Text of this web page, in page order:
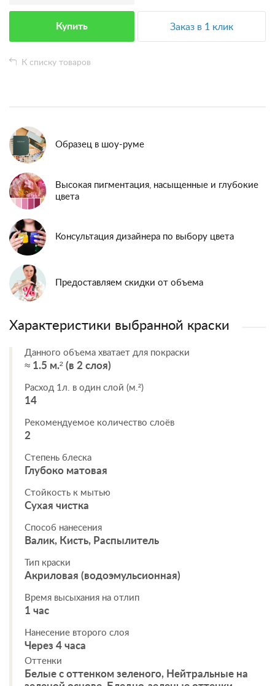
Купить Заказ в 1 клик
К списку товаров
Образец в шоу-руме
Высокая пигментация, насыщенные и глубокие
цвета
Консультация дизайнера по выбору цвета
Предоставляем скидки от объема
Характеристики выбранной краски
Данного объема хватает для покраски
≈ 1.5 м.² (в 2 слоя)
Расход 1л. в один слой (м.²)
14
Рекомендуемое количество слоёв
2
Степень блеска
Глубоко матовая
Стойкость к мытью
Сухая чистка
Способ нанесения
Валик, Кисть, Распылитель
Тип краски
Акриловая (водоэмульсионная)
Время высыхания на отлип
1 час
Нанесение второго слоя
Через 4 часа
Оттенки
Белые с оттенком зеленого, Нейтральные на